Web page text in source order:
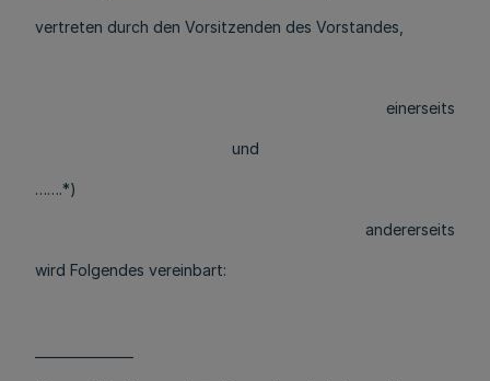
vertreten durch den Vorsitzenden des Vorstandes,
einerseits
und
…….*)
andererseits
wird Folgendes vereinbart: